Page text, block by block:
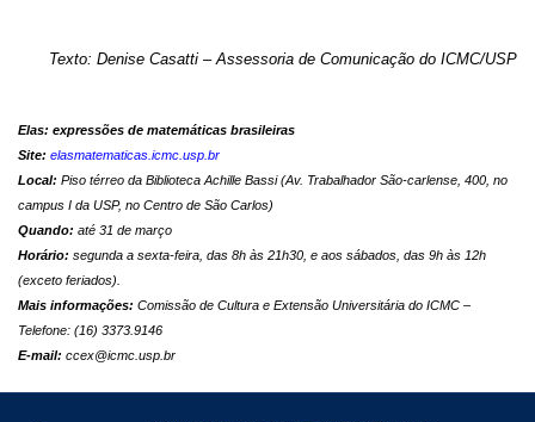
Texto: Denise Casatti – Assessoria de Comunicação do ICMC/USP
Elas: expressões de matemáticas brasileiras
Site: elasmatematicas.icmc.usp.br
Local: Piso térreo da Biblioteca Achille Bassi (Av. Trabalhador São-carlense, 400, no
campus I da USP, no Centro de São Carlos)
Quando: até 31 de março
Horário: segunda a sexta-feira, das 8h às 21h30, e aos sábados, das 9h às 12h
(exceto feriados).
Mais informações: Comissão de Cultura e Extensão Universitária do ICMC –
Telefone: (16) 3373.9146
E-mail: ccex@icmc.usp.br